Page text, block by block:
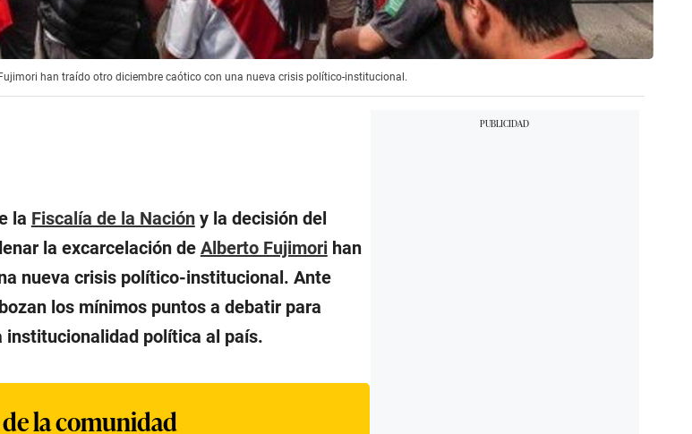
han traído otro diciembre caótico con una nueva crisis político-institucional.
la Fiscalía de la Nacióny la decisión del
la excarcelación de Alberto Fujimorihan
nueva crisis político-institucional. Ante
los mínimos puntos a debatir para
institucionalidad política al país.